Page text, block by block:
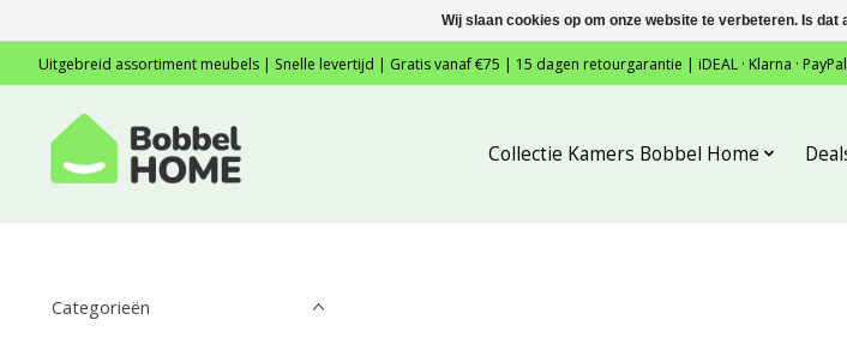
Uitgebreid assortiment meubels | Snelle levertijd | Gratis vanaf €75 | 15 dagen retourgarantie | iDEAL · Klarna ·
Collectie Kamers Bobbel Home
Categorieën
Wij slaan cookies op om onze website te verbeteren. Is dat